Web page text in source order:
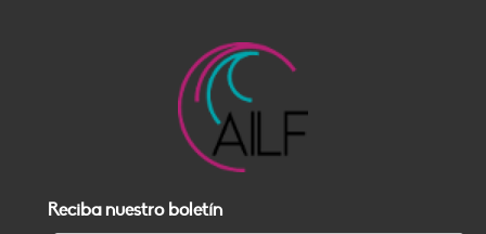
Reciba nuestro boletín